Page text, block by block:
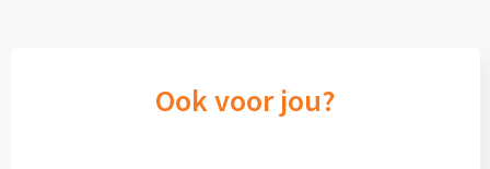
Ook voor jou?